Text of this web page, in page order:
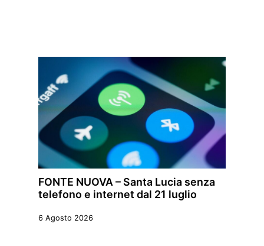
FONTE NUOVA – Santa Lucia senza
telefono e internet dal 21 luglio
6 Agosto 2026